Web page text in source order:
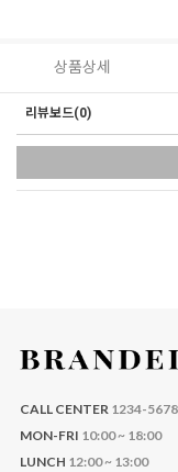
상품상세
리뷰보드(0)
CALL CENTER1234-5678
MON-FRI 10:00 ~ 18:00
LUNCH 12:00 ~ 13:00